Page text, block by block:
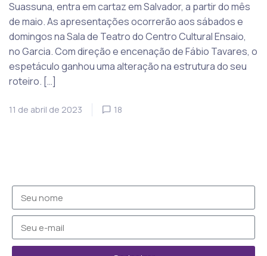
Suassuna, entra em cartaz em Salvador, a partir do mês
de maio. As apresentações ocorrerão aos sábados e
domingos na Sala de Teatro do Centro Cultural Ensaio,
no Garcia. Com direção e encenação de Fábio Tavares, o
espetáculo ganhou uma alteração na estrutura do seu
roteiro. […]
11 de abril de 2023 18